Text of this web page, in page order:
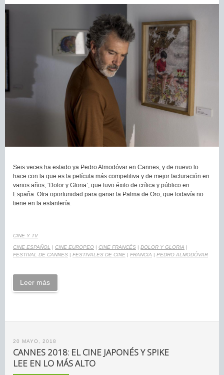
Seis veces ha estado ya Pedro Almodóvar en Cannes, y de nuevo lo
hace con la que es la película más competitiva y de mejor facturación en
varios años, ‘Dolor y Gloria’, que tuvo éxito de crítica y público en
España. Otra oportunidad para ganar la Palma de Oro, que todavía no
tiene en la estantería.
CINE Y TV
CINE ESPAÑOL CINE EUROPEO CINE FRANCÉS DOLOR Y GLORIA
FESTIVAL DE CANNES
FESTIVALES DE CINE FRANCIA PEDRO ALMODÓVAR
Leer más
20 MAYO, 2018
CANNES 2018: EL CINE JAPONÉS Y SPIKE
LEE EN LO MÁS ALTO